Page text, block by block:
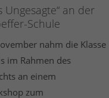
Ungesagte“ an der
Schule
nahm die Klasse
im Rahmen des
an einem
zum